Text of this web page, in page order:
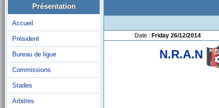
Présentation
Accueil
Président
Bureau de ligue
Commissions
Stades
Arbitres
Date : Friday 26/12/2014
N.R.A.N